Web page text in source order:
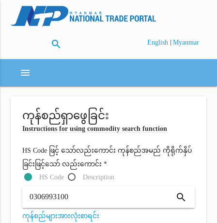
search English | Myanmar
menu
ကုန်စည်ရှာဖွေခြင်း
Instructions for using commodity search function
HS Code ဖြင့် သော်လည်းကောင်း ကုန်စည်အမည် ကိုရိုက်နှိပ်
ခြင်းဖြင့်သော် လည်းကောင်း *
HS Code
Description
search
ကုန်စည်များအားလုံးစာရင်း